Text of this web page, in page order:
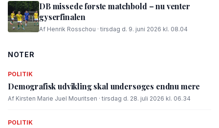
DB missede første matchbold – nu venter
gyserfinalen
Af Henrik Rosschou · tirsdag d. 9. juni 2026 kl. 08.04
NOTER
POLITIK
Demografisk udvikling skal undersøges endnu mere
Af Kirsten Marie Juel Mouritsen · tirsdag d. 28. juli 2026 kl. 06.34
POLITIK